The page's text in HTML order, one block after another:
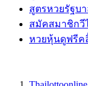
สูตรหวยรัฐบ
สมัคสมาชิกวี
หวยหุ้นดูฟรีค